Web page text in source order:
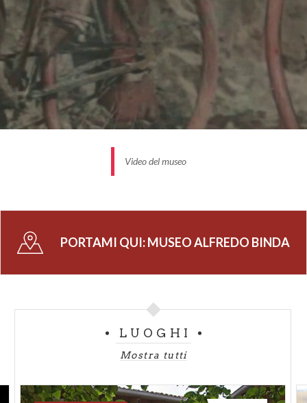
anno il Museo organizza corse per ragazzi e
cicloamatori.
Il museo, ad oggi, è chiuso temporaneamente.
Video del museo
PORTAMI QUI:MUSEO ALFREDO BINDA
LUOGHI
Mostra tutti